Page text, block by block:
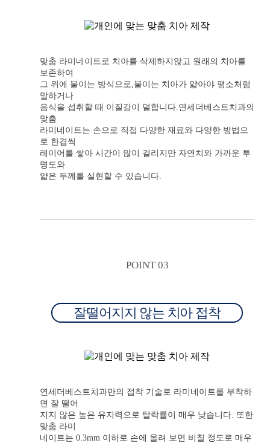
맞춤 라미네이트로 치아를 삭제하지않고 원래의 치아를
보존하여
그 위에 붙이는 방식으로,붙이는 치아가 얇아야 평소처럼
말하거나
음식을 섭취할 때 이질감이 덜합니다.연세더베스트치과의
맞춤
라미네이트는 손으로 직접 다양한 재료와 다양한 방법으
로 한겹씩
레이어를 쌓아 시간이 많이 걸리지만 자연치와 가까운 투
명도와
얇은 두께를 실현할 수 있습니다.
POINT 03
잘떨어지지 않는 치아 접착
연세더베스트치과만의 접착 기술로 라미네이트를 부착하
면 잘 떨어
지지 않은 높은 유지력으로 탈락률이 매우 낮습니다. 또한
맞춤 라미
네이트는 0.3mm 이하로 손에 올려 보면 비칠 정도로 매우